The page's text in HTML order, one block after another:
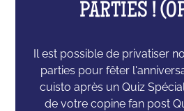
PARTIES !
Il est possible de privatiser
parties pour fêter
cuisto après un Quiz
de votre copine fan post